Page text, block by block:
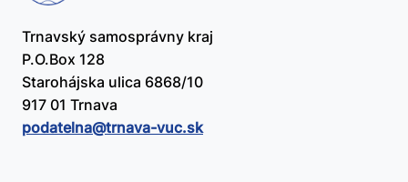
Trnavský samosprávny kraj
P.O.Box 128
Starohájska ulica 6868/10
917 01 Trnava
podatelna@​trnava-vuc.sk